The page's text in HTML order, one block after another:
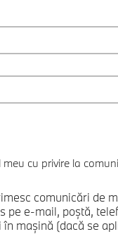
cu privire la
comunicări de
pe e-mail, poștă,
mașină (dacă se